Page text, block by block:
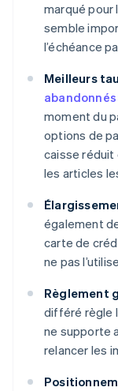
marqué pour
semble
l’échéance
Meilleurs
abandonnés
moment du
options de
caisse réduit
les articles
également
carte de
ne pas
Règlement
différé règle
ne supporte
relancer les